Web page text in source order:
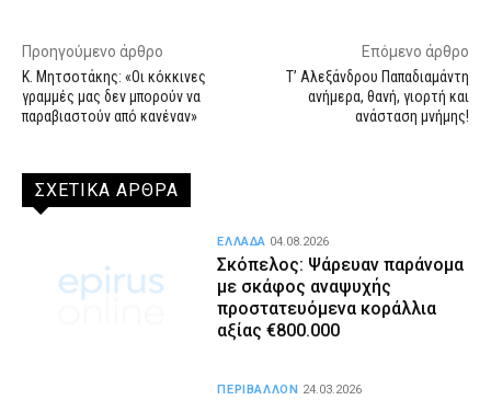
Προηγούμενο άρθρο
Κ. Μητσοτάκης: «Οι κόκκινες
γραμμές μας δεν μπορούν να
παραβιαστούν από κανέναν»
Επόμενο άρθρο
Τ’ Αλεξάνδρου Παπαδιαμάντη
ανήμερα, θανή, γιορτή και
ανάσταση μνήμης!
ΣΧΕΤΙΚΑ ΑΡΘΡΑ
Σκόπελος: Ψάρευαν παράνομα
με σκάφος αναψυχής
προστατευόμενα κοράλλια
αξίας €800.000
ΕΛΛΑΔΑ 04.08.2026
ΠΕΡΙΒΑΛΛΟΝ 24.03.2026